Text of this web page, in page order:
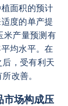
面积的预计
度的单产提
米产量预测有
均水平。在
，受有利天
改善。
市场构成压